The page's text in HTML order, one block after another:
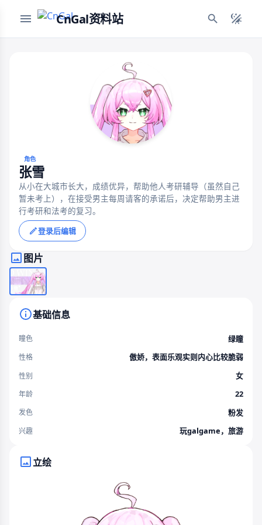
CnGal资料站
角色
张雪
从小在大城市长大，成绩优异，帮助他人考研辅导（虽然自己
暂未考上），在接受男主每周请客的承诺后，决定帮助男主进
行考研和法考的复习。
登录后编辑
图片
基础信息
瞳色 绿瞳
性格 傲娇，表面乐观实则内心比较脆弱
性别 女
年龄 22
发色 粉发
兴趣 玩galgame，旅游
立绘